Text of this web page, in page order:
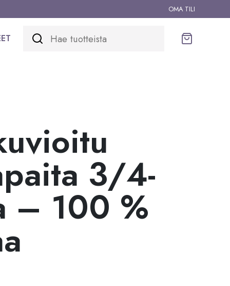
OMA TILI
Ostoskori
3/4-
– 100 %